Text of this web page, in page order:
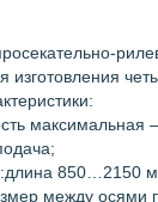
изготовления
максимальная
между осями